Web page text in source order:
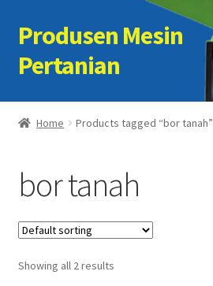
Skip
to
navigation
Skip
to
content
Produsen Mesin
Pertanian
Home
Cart
Checkout
Kontak Kami
Home Products tagged “bor tanah”
bor tanah
Showing all 2 results